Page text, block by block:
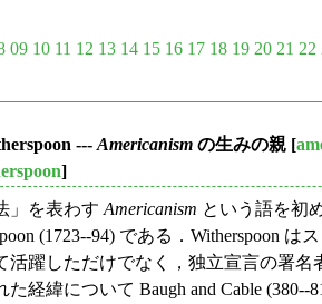
09 10 11 12 13 14 15 16 17 18 19 20 21 22
--- Americanism の生みの親 [
]
」を表わす Americanism という語を初
(1723--94) である．Witherspoon
活躍しただけでなく，独立宣言の署名
経緯について Baugh and Cable (380--